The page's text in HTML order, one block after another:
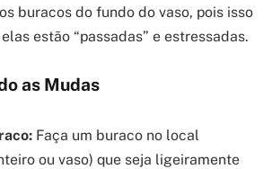
buracos do fundo do vaso, pois isso
estão “passadas” e estressadas.
as Mudas
Faça um buraco no local
ou vaso) que seja ligeiramente